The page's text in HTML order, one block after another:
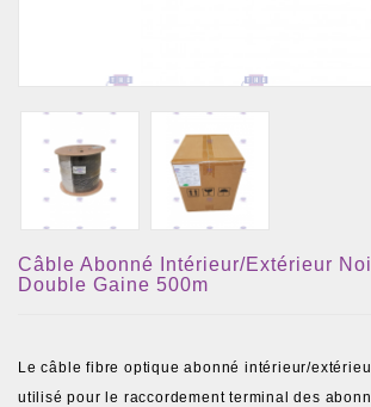
Câble Abonné Intérieur/extérieur
Double Gaine 500m
Le câble fibre optique abonné intérieur/
utilisé pour le raccordement terminal des